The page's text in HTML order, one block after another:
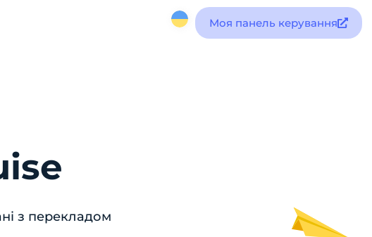
Моя панель керування
з перекладом